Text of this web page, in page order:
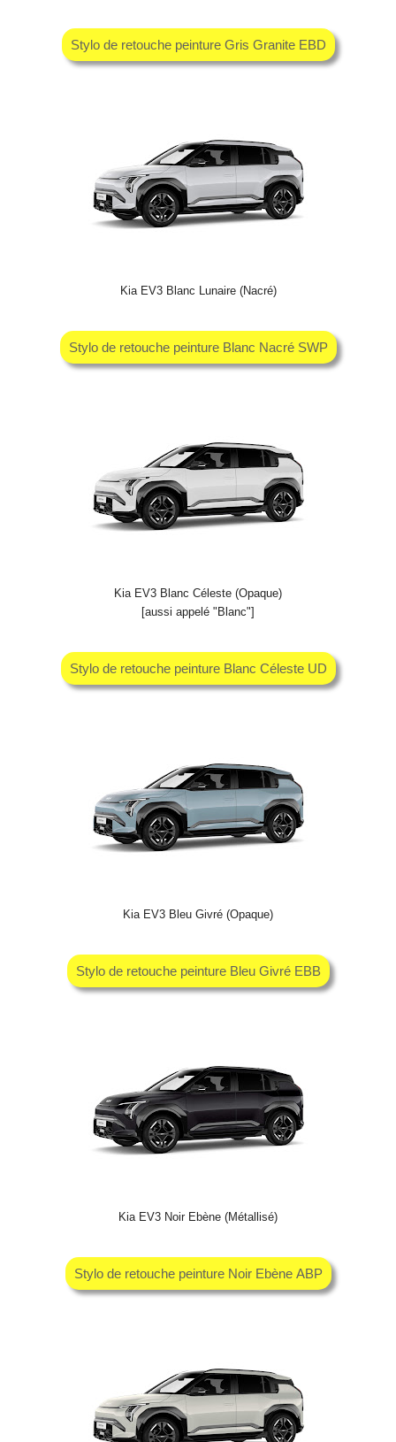
Stylo de retouche peinture Gris Granite EBD
Kia EV3 Blanc Lunaire (Nacré)
Stylo de retouche peinture Blanc Nacré SWP
Kia EV3 Blanc Céleste (Opaque)
[aussi appelé "Blanc"]
Stylo de retouche peinture Blanc Céleste UD
Kia EV3 Bleu Givré (Opaque)
Stylo de retouche peinture Bleu Givré EBB
Kia EV3 Noir Ebène (Métallisé)
Stylo de retouche peinture Noir Ebène ABP